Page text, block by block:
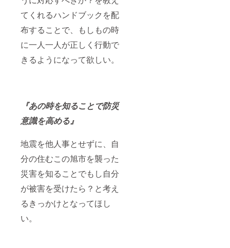
てくれるハンドブックを配
布することで、もしもの時
に一人一人が正しく行動で
きるようになって欲しい。
『あの時を知ることで防災
意識を高める』
地震を他人事とせずに、自
分の住むこの旭市を襲った
災害を知ることでもし自分
が被害を受けたら？と考え
るきっかけとなってほし
い。